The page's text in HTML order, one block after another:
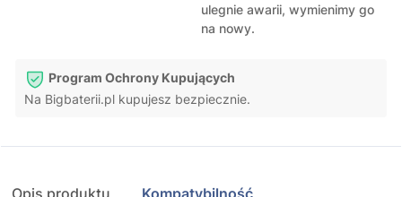
ulegnie awarii, wymienimy go
na nowy.
Program Ochrony Kupujących
Na Bigbaterii.pl kupujesz bezpiecznie.